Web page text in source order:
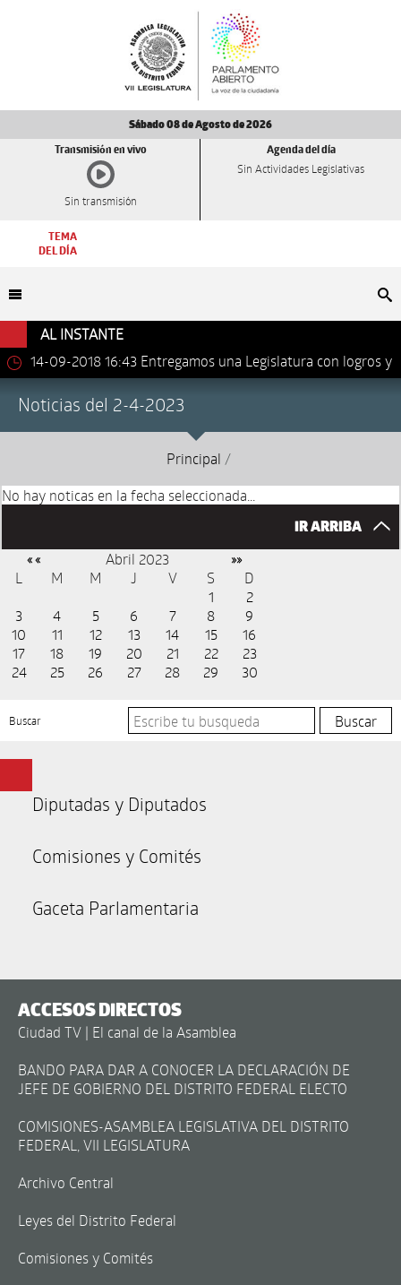
Sábado 08 de Agosto de 2026
Transmisión en vivo
Sin transmisión
Agenda del día
Sin Actividades Legislativas
TEMA
DEL DÍA
AL INSTANTE
14-09-2018 16:43 Entregamos una Legislatura con logros y
Noticias del 2-4-2023
Principal /
No hay noticas en la fecha seleccionada...
IR ARRIBA
« « Abril 2023 »»
L M M J V S
D
1
2
3
4 5 6 7 8
9
10
11 12 13 14 15
16
17
18 19 20 21 22
23
24
25 26 27 28 29 30
Buscar
Diputadas y Diputados
Comisiones y Comités
Gaceta Parlamentaria
ACCESOS DIRECTOS
Ciudad TV | El canal de la Asamblea
BANDO PARA DAR A CONOCER LA DECLARACIÓN DE
JEFE DE GOBIERNO DEL DISTRITO FEDERAL ELECTO
COMISIONES-ASAMBLEA LEGISLATIVA DEL DISTRITO
FEDERAL, VII LEGISLATURA
Archivo Central
Leyes del Distrito Federal
Comisiones y Comités